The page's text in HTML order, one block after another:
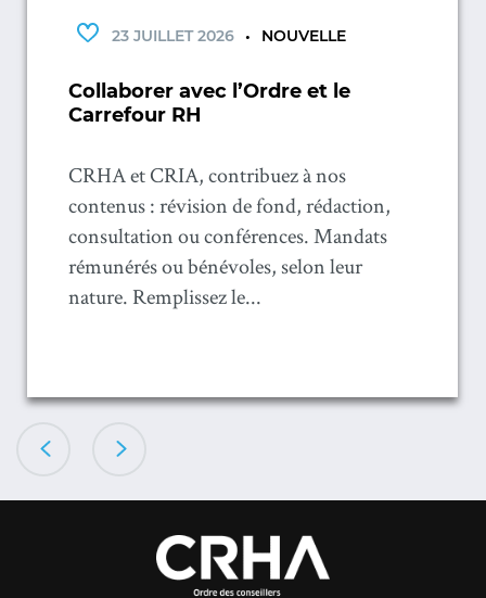
23 JUILLET 2026 NOUVELLE
Collaborer avec l’Ordre et le
Carrefour RH
CRHA et CRIA, contribuez à nos
contenus : révision de fond, rédaction,
consultation ou conférences. Mandats
rémunérés ou bénévoles, selon leur
nature. Remplissez le...